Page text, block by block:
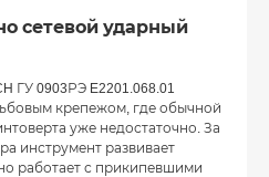
сетевой ударный
ГУ 0903РЭ E2201.068.01
крепежом, где обычной
уже недостаточно. За
инструмент развивает
работает с прикипевшими